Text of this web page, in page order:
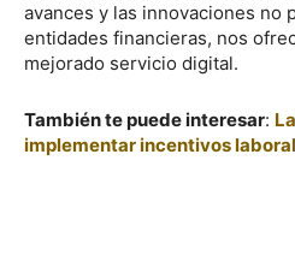
avances y las innovaciones no
entidades financieras, nos
mejorado servicio digital.
También te puede interesar:
implementar incentivos